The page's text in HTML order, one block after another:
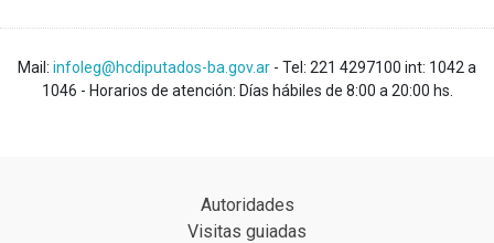
Mail: infoleg@hcdiputados-ba.gov.ar - Tel: 221 4297100 int: 1042 a
1046 - Horarios de atención: Días hábiles de 8:00 a 20:00 hs.
Autoridades
Visitas guiadas